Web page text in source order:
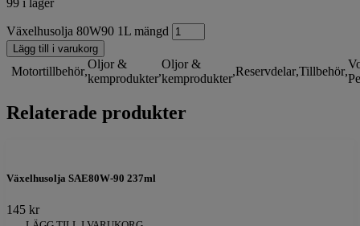
99 i lager
Växelhusolja 80W90 1L mängd
Lägg till i varukorg
Motortillbehör,
Oljor &
kemprodukter
,
Oljor &
kemprodukter
,Reservdelar,Tillbehör,
Relaterade produkter
Växelhusolja SAE80W-90 237ml
145 kr